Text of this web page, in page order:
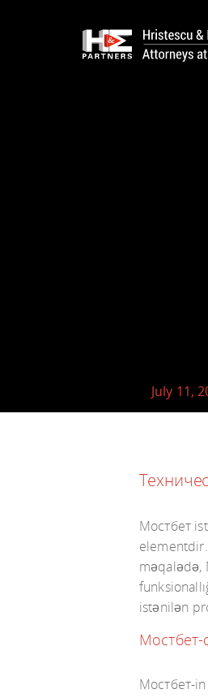
July 11,
Мостбет
məqalədə,
istənilən
Мостбет-